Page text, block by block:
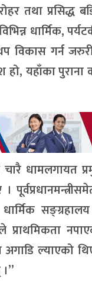
तथा
धार्मिक,
विकास गर्न
यहाँका पुराना
धामलगायत
धार्मिक
प्राथमिकता
अगाडि ल्याएको